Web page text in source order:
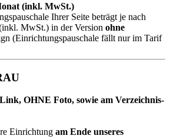
(inkl. MwSt.)
Ihrer Seite beträgt je nach
MwSt.) in der Version ohne
(Einrichtungspauschale fällt nur im Tarif
OHNE Foto, sowie am Verzeichnis-
Einrichtung am Ende unseres